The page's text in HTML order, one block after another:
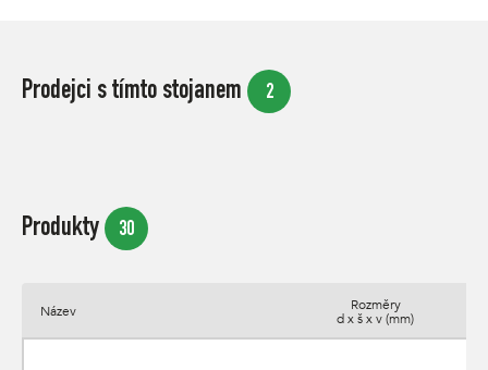
Prodejci s tímto stojanem 2
Produkty 30
Název
Rozměry
d x š x v (mm)